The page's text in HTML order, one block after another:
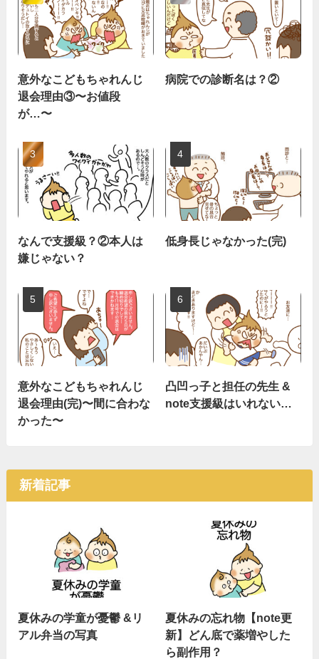
意外なこどもちゃれんじ
退会理由③〜お値段
が…〜
病院での診断名は？②
なんで支援級？②本人は
嫌じゃない？
低身長じゃなかった(完)
意外なこどもちゃれんじ
退会理由(完)〜間に合わな
かった〜
凸凹っ子と担任の先生 &
note支援級はいれない…
新着記事
夏休みの学童が憂鬱 &リ
アル弁当の写真
夏休みの忘れ物【note更
新】どん底で薬増やした
ら副作用？